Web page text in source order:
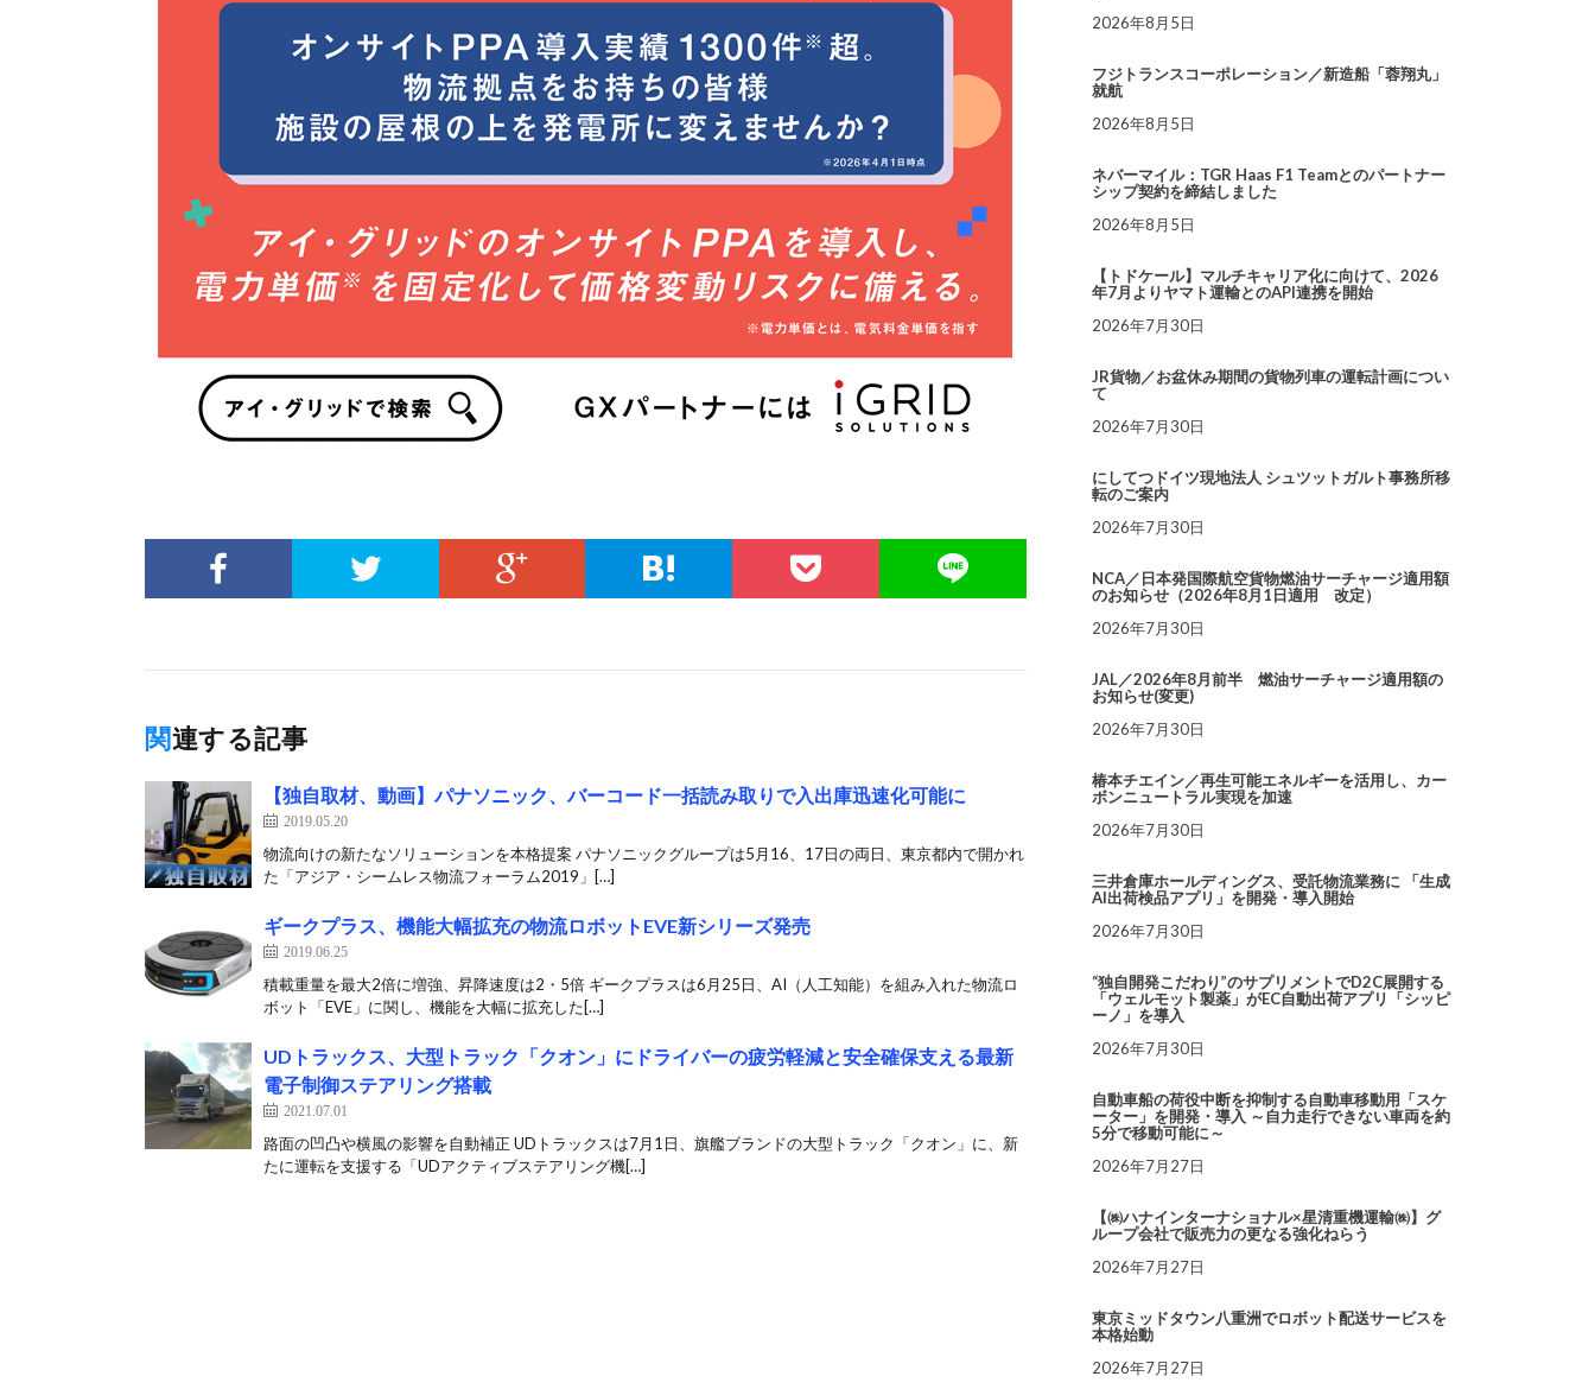
関連する記事
【独自取材、動画】パナソニック、バーコード一括読み取りで入出庫迅速化可能に
2019.05.20
物流向けの新たなソリューションを本格提案 パナソニックグループは5月16、17日の両日、東京都内で開かれ
た「アジア・シームレス物流フォーラム2019」[…]
ギークプラス、機能大幅拡充の物流ロボットEVE新シリーズ発売
2019.06.25
積載重量を最大2倍に増強、昇降速度は2・5倍 ギークプラスは6月25日、AI（人工知能）を組み入れた物流ロ
ボット「EVE」に関し、機能を大幅に拡充した[…]
UDトラックス、大型トラック「クオン」にドライバーの疲労軽減と安全確保支える最新
電子制御ステアリング搭載
2021.07.01
路面の凹凸や横風の影響を自動補正 UDトラックスは7月1日、旗艦ブランドの大型トラック「クオン」に、新
たに運転を支援する「UDアクティブステアリング機[…]
2026年8月5日
フジトランスコーポレーション／新造船「蓉翔丸」
就航
2026年8月5日
ネバーマイル：TGR Haas F1 Teamとのパートナー
シップ契約を締結しました
2026年8月5日
【トドケール】マルチキャリア化に向けて、2026
年7月よりヤマト運輸とのAPI連携を開始
2026年7月30日
JR貨物／お盆休み期間の貨物列車の運転計画につい
て
2026年7月30日
にしてつドイツ現地法人 シュツットガルト事務所移
転のご案内
2026年7月30日
NCA／日本発国際航空貨物燃油サーチャージ適用額
のお知らせ（2026年8月1日適用 改定）
2026年7月30日
JAL／2026年8月前半 燃油サーチャージ適用額の
お知らせ(変更)
2026年7月30日
椿本チエイン／再生可能エネルギーを活用し、カー
ボンニュートラル実現を加速
2026年7月30日
三井倉庫ホールディングス、受託物流業務に 「生成
AI出荷検品アプリ」を開発・導入開始
2026年7月30日
“独自開発こだわり”のサプリメントでD2C展開する
「ウェルモット製薬」がEC自動出荷アプリ「シッピ
ーノ」を導入
2026年7月30日
自動車船の荷役中断を抑制する自動車移動用「スケ
ーター」を開発・導入 ～自力走行できない車両を約
5分で移動可能に～
2026年7月27日
【㈱ハナインターナショナル×星清重機運輸㈱】グ
ループ会社で販売力の更なる強化ねらう
2026年7月27日
東京ミッドタウン八重洲でロボット配送サービスを
本格始動
2026年7月27日